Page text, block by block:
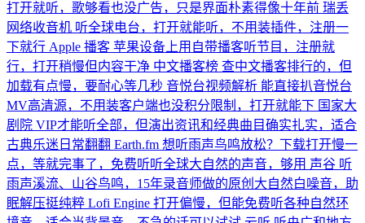
打开就听，歌够看也没广告，只是界面朴素得像十年前 瑞丢
网络收音机 听全球电台，打开就能听，不用装插件，注册一
下就行 Apple 播客 苹果设备上用自带播客听节目，注册就
行，打开稍慢但内容干净 中文播客榜 查中文播客排行的，但
加载有点慢，要耐心等几秒 音悦台视频解析 能直接扒音悦台
MV高清源，不用装客户端也没积分限制，打开就能下 国家大
剧院 VIP才能听全部，但演出资讯和经典曲目确实扎实，适合
古典乐迷日常翻翻 Earth.fm 想听雨声鸟鸣放松？下载打开慢一
点，等就完事了，免费听听全球大自然的声音，够用 声谷 听
雨声溪流、山谷鸟鸣，15年录音师做的原创大自然白噪音，助
眠解压挺纯粹 Lofi Engine 打开偏慢，但能免费听各种自然环